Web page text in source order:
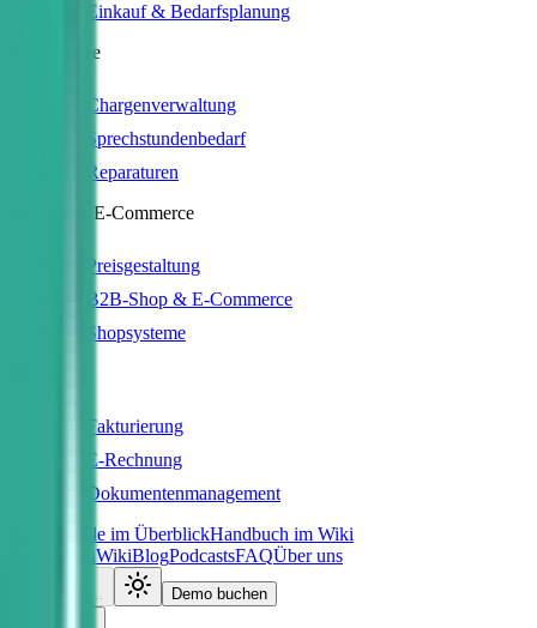
Einkauf & Bedarfsplanung
Compliance
Chargenverwaltung
Sprechstundenbedarf
Reparaturen
Vertrieb & E-Commerce
Preisgestaltung
B2B-Shop & E-Commerce
Shopsysteme
Fakturierung
E-Rechnung
Dokumentenmanagement
Alle Module im ÜberblickHandbuch im Wiki
ReferenzenWikiBlogPodcastsFAQÜber uns
Laden... Demo buchen